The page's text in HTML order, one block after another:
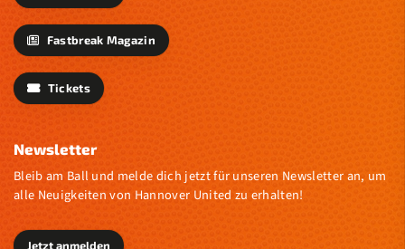
Fastbreak Magazin
Tickets
Newsletter
Bleib am Ball und melde dich jetzt für unseren Newsletter an, um
alle Neuigkeiten von Hannover United zu erhalten!
Jetzt anmelden